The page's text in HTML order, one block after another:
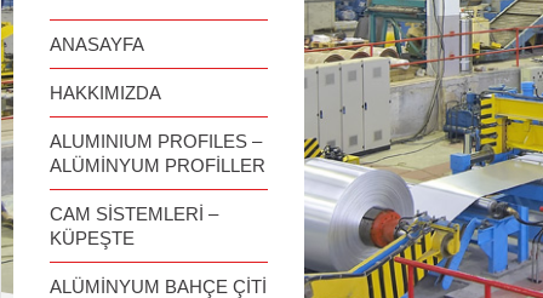
ANASAYFA
HAKKIMIZDA
ALUMINIUM PROFILES –
ALÜMİNYUM PROFİLLER
CAM SİSTEMLERİ –
KÜPEŞTE
ALÜMİNYUM BAHÇE ÇİTİ